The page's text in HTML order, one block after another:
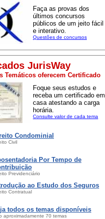
Faça as provas dos
últimos concursos
públicos de um jeito fácil
e interativo.
Questões de concursos
JurisWay
Temáticos oferecem Certificado
Foque seus estudos e
receba um certificado em
casa atestando a carga
horária.
Consulte valor de cada tema
Condominial
Civil
Por Tempo de
Previdenciário
ao Estudo dos Seguros
Contratual
todos os temas disponíveis
aproximadamente 70 temas